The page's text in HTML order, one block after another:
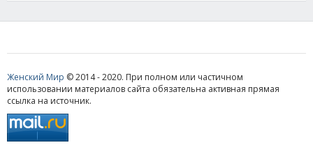
Женский Мир © 2014 - 2020. При полном или частичном
использовании материалов сайта обязательна активная прямая
ссылка на источник.